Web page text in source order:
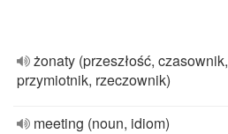
żonaty (przeszłość, czasownik,
przymiotnik, rzeczownik)
meeting (noun, idiom)